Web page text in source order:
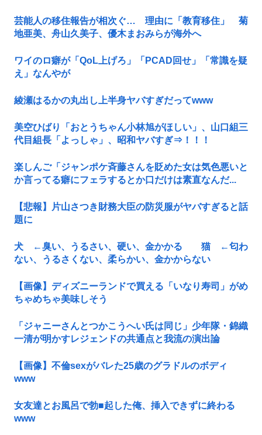
芸能人の移住報告が相次ぐ… 理由に「教育移住」 菊
地亜美、舟山久美子、優木まおみらが海外へ
ワイのロ癖が「QoL上げろ」「PCAD回せ」「常識を疑
え」なんやが
綾瀬はるかの丸出し上半身ヤバすぎだってwww
美空ひばり「おとうちゃん小林旭がほしい」、山口組三
代目組長「よっしゃ」、昭和ヤバすぎ⇒！！！
楽しんご「ジャンポケ斉藤さんを貶めた女は気色悪いと
か言ってる癖にフェラするとか口だけは素直なんだ...
【悲報】片山さつき財務大臣の防災服がヤバすぎると話
題に
犬 ←臭い、うるさい、硬い、金かかる 猫 ←匂わ
ない、うるさくない、柔らかい、金かからない
【画像】ディズニーランドで買える「いなり寿司」がめ
ちゃめちゃ美味しそう
「ジャニーさんとつかこうへい氏は同じ」少年隊・錦織
一清が明かすレジェンドの共通点と我流の演出論
【画像】不倫sexがバレた25歳のグラドルのボディ
www
女友達とお風呂で勃■起した俺、挿入できずに終わる
www